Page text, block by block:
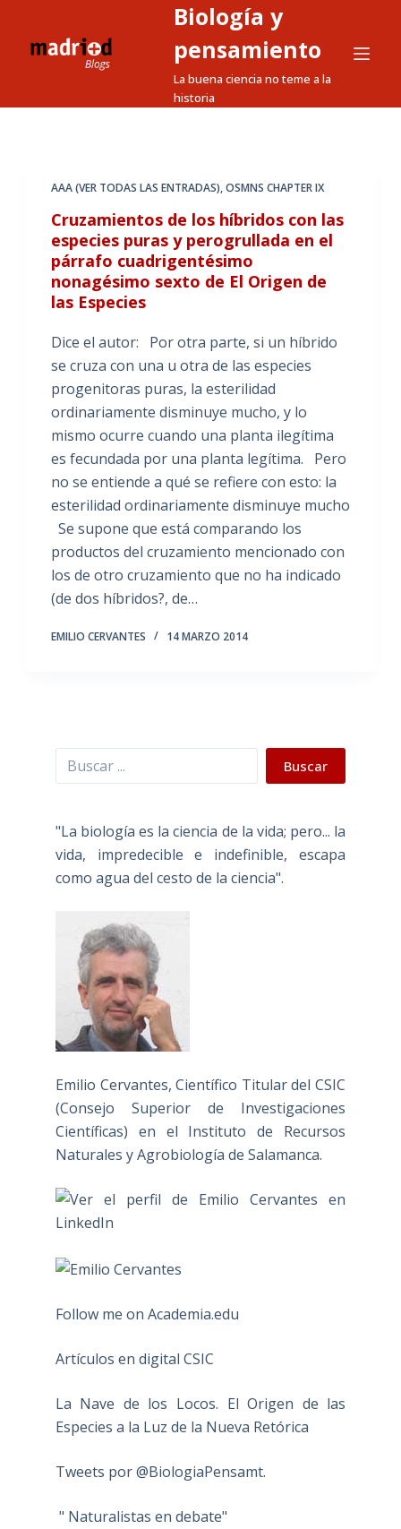
a
Biología y
pensamiento
La buena ciencia no teme a la
historia
AAA (VER TODAS LAS ENTRADAS),OSMNS CHAPTER IX
Cruzamientos de los híbridos con las
especies puras y perogrullada en el
párrafo cuadrigentésimo
nonagésimo sexto de El Origen de
las Especies
Dice el autor: Por otra parte, si un híbrido
se cruza con una u otra de las especies
progenitoras puras, la esterilidad
ordinariamente disminuye mucho, y lo
mismo ocurre cuando una planta ilegítima
es fecundada por una planta legítima. Pero
no se entiende a qué se refiere con esto: la
esterilidad ordinariamente disminuye mucho
Se supone que está comparando los
productos del cruzamiento mencionado con
los de otro cruzamiento que no ha indicado
(de dos híbridos?, de…
EMILIO CERVANTES 14 MARZO 2014
Buscar Buscar
"La biología es la ciencia de la vida; pero... la
vida, impredecible e indefinible, escapa
como agua del cesto de la ciencia".
Emilio Cervantes, Científico Titular del CSIC
(Consejo Superior de Investigaciones
Científicas) en el Instituto de Recursos
Naturales y Agrobiología de Salamanca.
Follow me on Academia.edu
Artículos en digital CSIC
La Nave de los Locos. El Origen de las
Especies a la Luz de la Nueva Retórica
Tweets por @BiologiaPensamt.
" Naturalistas en debate"